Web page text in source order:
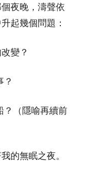
夜晚，濤聲依
起幾個問題：
變？
？（隱喻再續前
的無眠之夜。